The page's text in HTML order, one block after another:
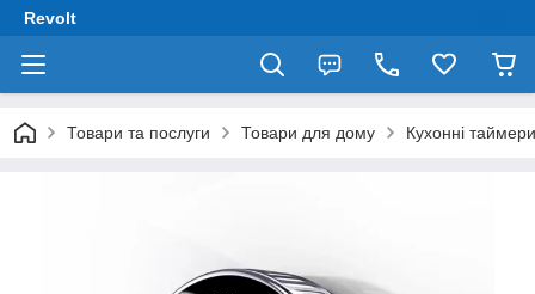
Revolt
Товари та послуги Товари для дому Кухонні таймери